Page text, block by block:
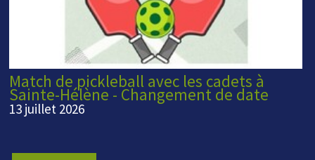
Match de pickleball avec les cadets à
Sainte-Hélène - Changement de date
13 juillet 2026